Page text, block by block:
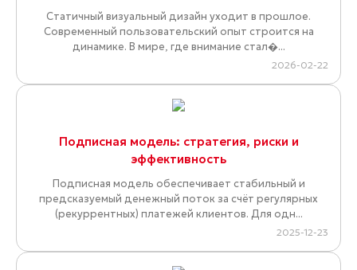
Статичный визуальный дизайн уходит в прошлое.
Современный пользовательский опыт строится на
динамике. В мире, где внимание стал�...
2026-02-22
Подписная модель: стратегия, риски и
эффективность
Подписная модель обеспечивает стабильный и
предсказуемый денежный поток за счёт регулярных
(рекуррентных) платежей клиентов. Для одн...
2025-12-23